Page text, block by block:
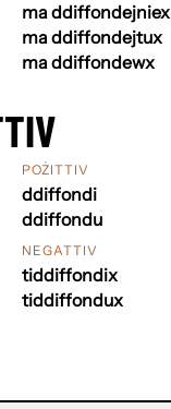
ma ddiffondejniex
ma ddiffondejtux
ma ddiffondewx
POŻITTIV
ddiffondi
ddiffondu
NEGATTIV
tiddiffondix
tiddiffondux